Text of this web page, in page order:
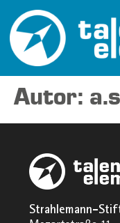
Autor:
Strahlemann-